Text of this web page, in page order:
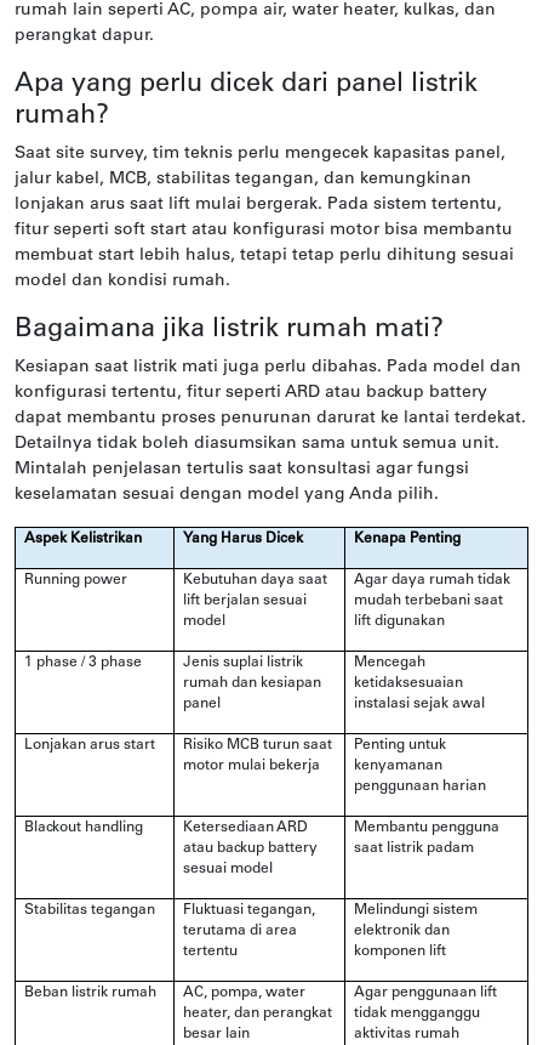
rumah lain seperti AC, pompa air, water heater, kulkas, dan
perangkat dapur.
Apa yang perlu dicek dari panel listrik
rumah?
Saat site survey, tim teknis perlu mengecek kapasitas panel,
jalur kabel, MCB, stabilitas tegangan, dan kemungkinan
lonjakan arus saat lift mulai bergerak. Pada sistem tertentu,
fitur seperti soft start atau konfigurasi motor bisa membantu
membuat start lebih halus, tetapi tetap perlu dihitung sesuai
model dan kondisi rumah.
Bagaimana jika listrik rumah mati?
Kesiapan saat listrik mati juga perlu dibahas. Pada model dan
konfigurasi tertentu, fitur seperti ARD atau backup battery
dapat membantu proses penurunan darurat ke lantai terdekat.
Detailnya tidak boleh diasumsikan sama untuk semua unit.
Mintalah penjelasan tertulis saat konsultasi agar fungsi
keselamatan sesuai dengan model yang Anda pilih.
Aspek Kelistrikan Yang Harus Dicek Kenapa Penting
Running power
Kebutuhan daya saat
lift berjalan sesuai
model
Agar daya rumah tidak
mudah terbebani saat
lift digunakan
1 phase / 3 phase
Jenis suplai listrik
rumah dan kesiapan
panel
Mencegah
ketidaksesuaian
instalasi sejak awal
Lonjakan arus start
Risiko MCB turun saat
motor mulai bekerja
Penting untuk
kenyamanan
penggunaan harian
Blackout handling
Ketersediaan ARD
atau backup battery
sesuai model
Membantu pengguna
saat listrik padam
Stabilitas tegangan
Fluktuasi tegangan,
terutama di area
tertentu
Melindungi sistem
elektronik dan
komponen lift
Beban listrik rumah
AC, pompa, water
heater, dan perangkat
besar lain
Agar penggunaan lift
tidak mengganggu
aktivitas rumah